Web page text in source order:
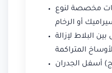
مخصصة لنوع
البلاط لإزالة